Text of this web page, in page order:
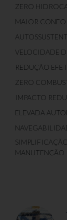
ZERO
MAIOR
VELOCIDADE
REDUÇÃO
ZERO
IMPACTO
ELEVADA
MANUTENÇÃO